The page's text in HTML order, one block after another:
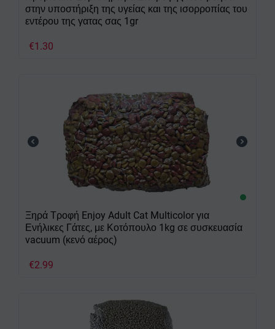
στην υποστήριξη της υγείας και της ισορροπίας του
εντέρου της γατας σας 1gr
€1.30
Ξηρά Τροφή Enjoy Adult Cat Multicolor για
Ενήλικες Γάτες, με Κοτόπουλο 1kg σε συσκευασία
vacuum (κενό αέρος)
€2.99